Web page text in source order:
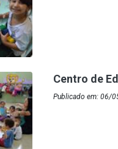
Centro de
Publicado em: 06/